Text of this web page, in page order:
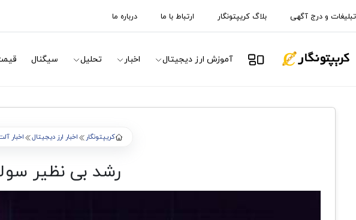
تبلیغات و درج آگهی بلاگ کریپتونگار ارتباط با ما درباره ما
آموزش ارز دیجیتال اخبار تحلیل سیگنال
کریپتونگار اخبار ارز دیجیتال اخبار
رشد بی نظیر